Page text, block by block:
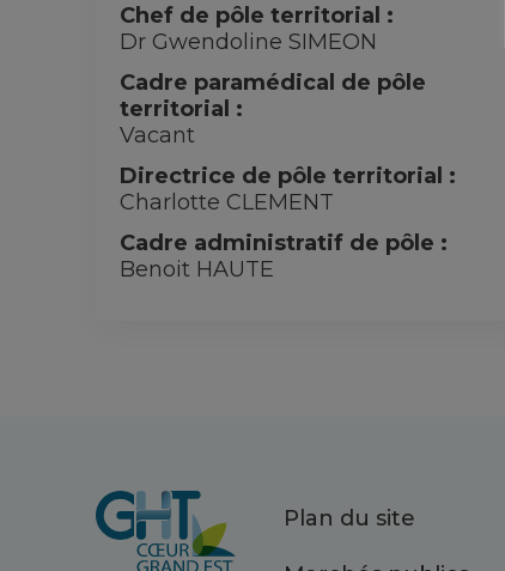
Chef de pôle territorial :
Dr Gwendoline SIMEON
Cadre paramédical de pôle
territorial :
Vacant
Directrice de pôle territorial :
Charlotte CLEMENT
Cadre administratif de pôle :
Benoit HAUTE
Plan du site